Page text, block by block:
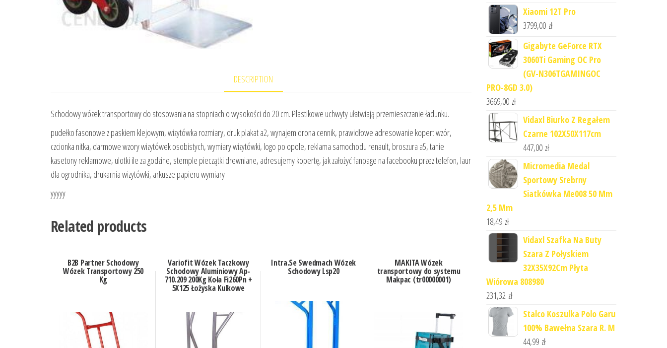
DESCRIPTION
Schodowy wózek transportowy do stosowania na stopniach o wysokości do 20 cm. Plastikowe uchwyty ułatwiają przemieszczanie ładunku.
pudełko fasonowe z paskiem klejowym, wizytówka rozmiary, druk plakat a2, wynajem drona cennik, prawidłowe adresowanie kopert wzór,
czcionka nitka, darmowe wzory wizytówek osobistych, wymiary wizytówki, logo po opole, reklama samochodu renault, broszura a5, tanie
kasetony reklamowe, ulotki ile za godzine, stemple pieczątki drewniane, adresujemy kopertę, jak założyć fanpage na facebooku przez telefon, laur
dla ogrodnika, drukarnia wizytówki, arkusze papieru wymiary
yyyyy
Related products
B2B Partner Schodowy
Wózek Transportowy 250
Kg
Variofit Wózek Taczkowy
Schodowy Aluminiowy Ap-
710.209 200Kg Koła Fi260Pn +
5X125 Łożyska Kulkowe
Intra.Se Swedmach Wózek
Schodowy Lsp20
MAKITA Wózek
transportowy do systemu
Makpac (tr00000001)
Xiaomi 12T Pro
3799,00 zł
Gigabyte GeForce RTX
3060Ti Gaming OC Pro
(GV-N306TGAMINGOC
PRO-8GD 3.0)
3669,00 zł
Vidaxl Biurko Z Regałem
Czarne 102X50X117cm
447,00 zł
Micromedia Medal
Sportowy Srebrny
Siatkówka Me008 50 Mm
2,5 Mm
18,49 zł
Vidaxl Szafka Na Buty
Szara Z Połyskiem
32X35X92Cm Płyta
Wiórowa 808980
231,32 zł
Stalco Koszulka Polo Garu
100% Bawełna Szara R. M
44,99 zł